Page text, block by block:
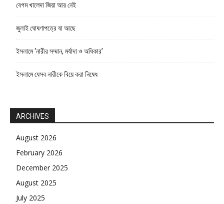
বেগম খালেদা জিয়া আর নেই
জুলাই ঘোষণাপত্রে যা আছে
ইসলামে ‘নারীর সম্মান, মর্যাদা ও অধিকার’
ইসলামে যেসব নারীকে বিয়ে করা নিষেধ
ARCHIVES
August 2026
February 2026
December 2025
August 2025
July 2025